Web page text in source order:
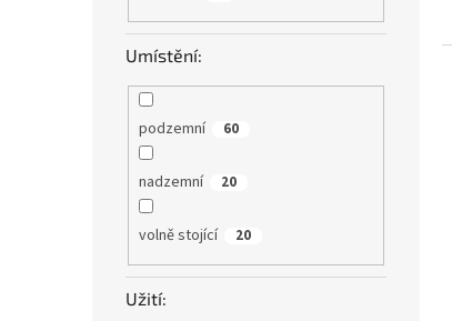
Umístění:
podzemní 60
nadzemní 20
volně stojící 20
Užití: